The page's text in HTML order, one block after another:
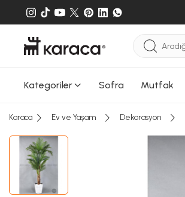
Kategoriler Sofra Mutfak
Karaca Ev ve Yaşam Dekorasyon